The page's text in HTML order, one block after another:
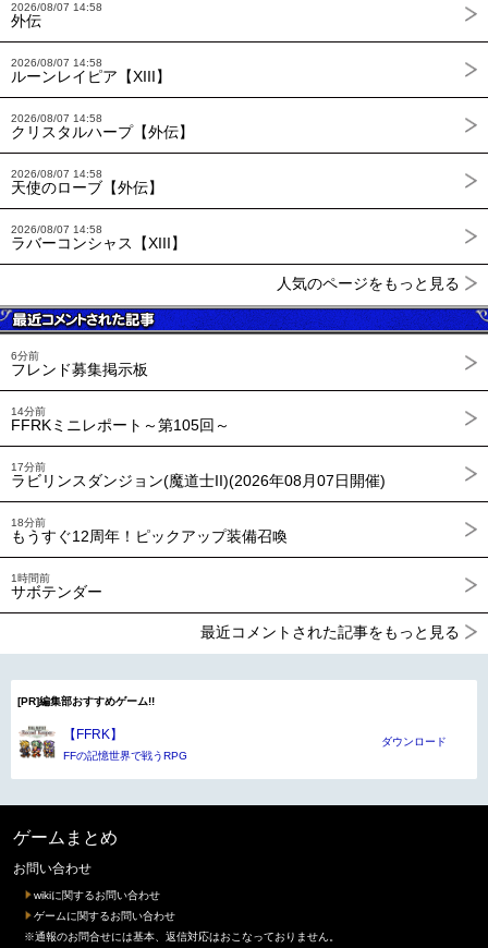
2026/08/07 14:58
外伝
2026/08/07 14:58
ルーンレイピア【XIII】
2026/08/07 14:58
クリスタルハープ【外伝】
2026/08/07 14:58
天使のローブ【外伝】
2026/08/07 14:58
ラバーコンシャス【XIII】
人気のページをもっと見る
6分前
フレンド募集掲示板
14分前
FFRKミニレポート～第105回～
17分前
ラビリンスダンジョン(魔道士II)(2026年08月07日開催)
18分前
もうすぐ12周年！ピックアップ装備召喚
1時間前
サボテンダー
最近コメントされた記事をもっと見る
[PR]編集部おすすめゲーム!!
【FFRK】
FFの記憶世界で戦うRPG
ダウンロード
ゲームまとめ
お問い合わせ
wikiに関するお問い合わせ
ゲームに関するお問い合わせ
※通報のお問合せには基本、返信対応はおこなっておりません。